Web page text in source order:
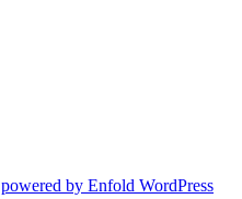
powered by Enfold WordPress